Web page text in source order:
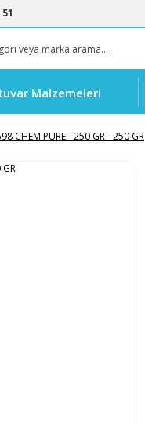
Malzemeleri
CHEM PURE - 250 GR - 250 GR